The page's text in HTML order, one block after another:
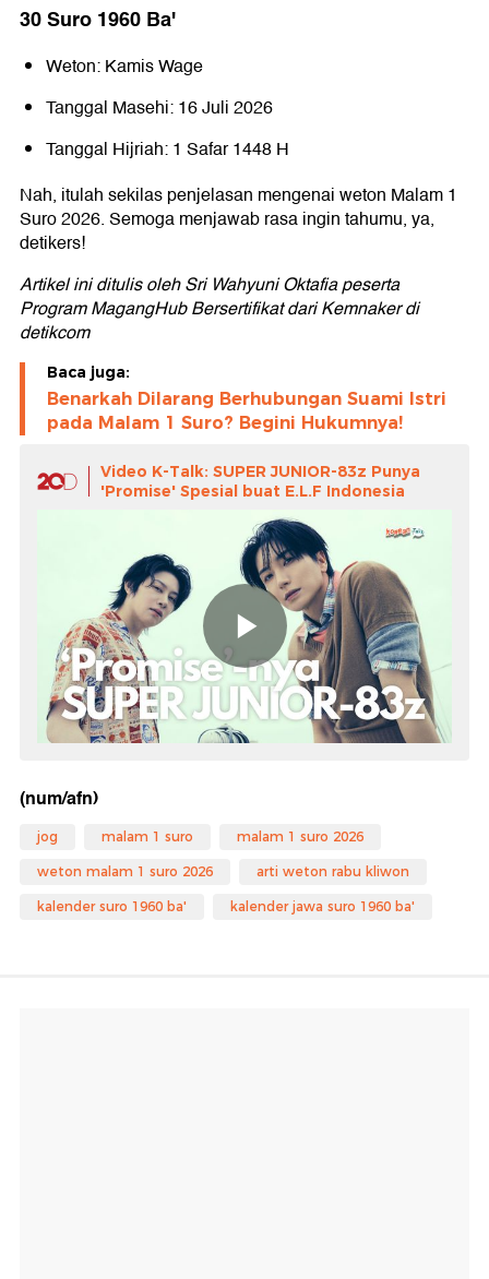
30 Suro 1960 Baꞌ
Weton: Kamis Wage
Tanggal Masehi: 16 Juli 2026
Tanggal Hijriah: 1 Safar 1448 H
Nah, itulah sekilas penjelasan mengenai weton Malam 1
Suro 2026. Semoga menjawab rasa ingin tahumu, ya,
detikers!
Artikel ini ditulis oleh Sri Wahyuni Oktafia peserta
Program MagangHub Bersertifikat dari Kemnaker di
detikcom
Baca juga:
Benarkah Dilarang Berhubungan Suami Istri
pada Malam 1 Suro? Begini Hukumnya!
Video K-Talk: SUPER JUNIOR-83z Punya
'Promise' Spesial buat E.L.F Indonesia
(num/afn)
jog malam 1 suro malam 1 suro 2026
weton malam 1 suro 2026 arti weton rabu kliwon
kalender suro 1960 ba' kalender jawa suro 1960 ba'